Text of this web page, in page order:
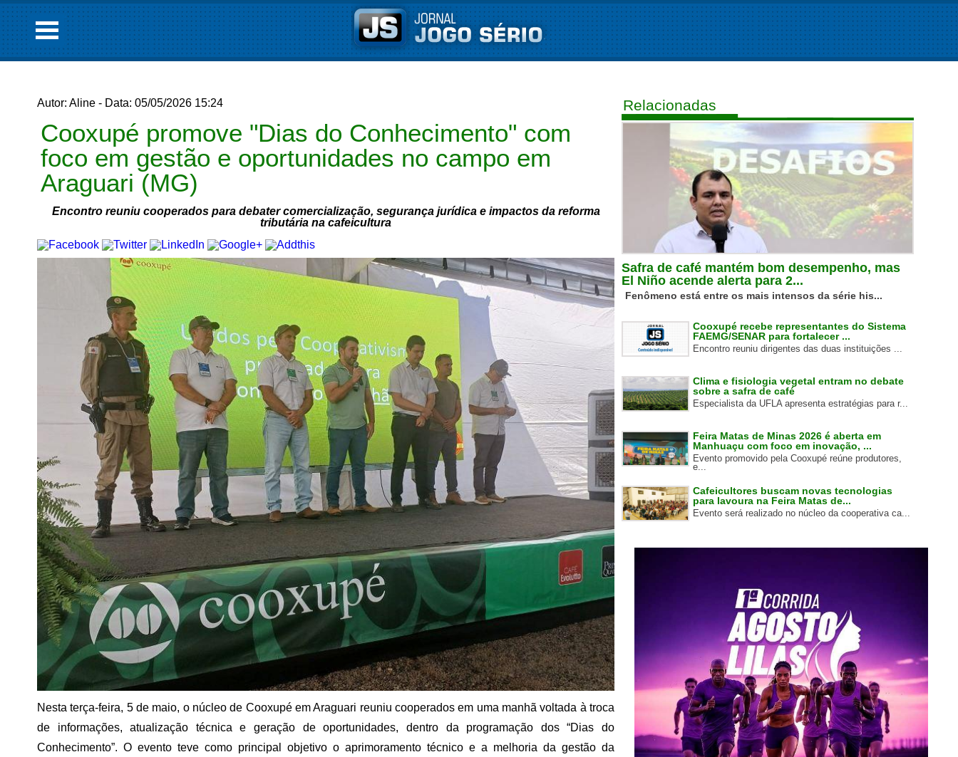
Autor: Aline - Data: 05/05/2026 15:24
Cooxupé promove "Dias do Conhecimento" com
foco em gestão e oportunidades no campo em
Araguari (MG)
Encontro reuniu cooperados para debater comercialização, segurança jurídica e impactos da reforma
tributária na cafeicultura
Nesta terça-feira, 5 de maio, o núcleo de CooxupéemAraguari reuniu cooperados em uma manhã voltada à troca
de informações, atualização técnica e geração de oportunidades, dentro da programação dos “Dias do
Conhecimento”. O evento teve como principal objetivo o aprimoramento técnico e a melhoria da gestão da
Relacionadas
Safra de café mantém bom desempenho, mas
El Niño acende alerta para 2...
Fenômeno está entre os mais intensos da série his...
Cooxupé recebe representantes do Sistema
FAEMG/SENAR para fortalecer ...
Encontro reuniu dirigentes das duas instituições ...
Clima e fisiologia vegetal entram no debate
sobre a safra de café
Especialista da UFLA apresenta estratégias para r...
Feira Matas de Minas 2026 é aberta em
Manhuaçu com foco em inovação, ...
Evento promovido pela Cooxupé reúne produtores,
e...
Cafeicultores buscam novas tecnologias
para lavoura na Feira Matas de...
Evento será realizado no núcleo da cooperativa ca...